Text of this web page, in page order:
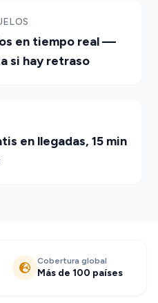
en tiempo real —
si hay retraso
en llegadas, 15 min
Cobertura global
Más de 100 países